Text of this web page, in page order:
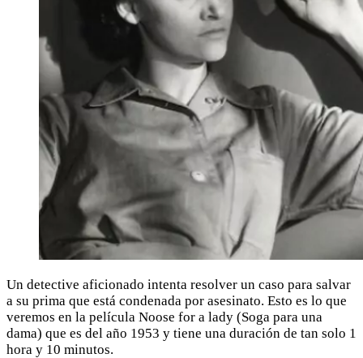
Un detective aficionado intenta resolver un caso para salvar
a su prima que está condenada por asesinato. Esto es lo que
veremos en la película Noose for a lady (Soga para una
dama) que es del año 1953 y tiene una duración de tan solo 1
hora y 10 minutos.